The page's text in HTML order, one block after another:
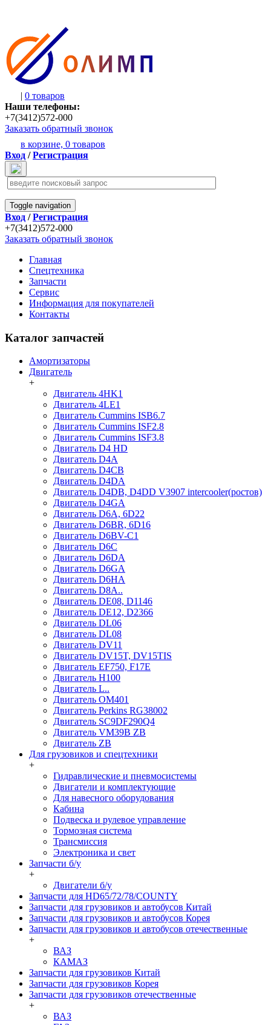
| 0 товаров
Наши телефоны:
+7(3412)572-000
Заказать обратный звонок
в корзине, 0 товаров
Вход /Регистрация
Toggle navigation
Вход /Регистрация
+7(3412)572-000
Заказать обратный звонок
Главная
Спецтехника
Запчасти
Сервис
Информация для покупателей
Контакты
Каталог запчастей
Амортизаторы
Двигатель
+
Двигатель 4HK1
Двигатель 4LE1
Двигатель Cummins ISB6.7
Двигатель Cummins ISF2.8
Двигатель Cummins ISF3.8
Двигатель D4 HD
Двигатель D4A
Двигатель D4CB
Двигатель D4DA
Двигатель D4DB, D4DD V3907 intercooler(ростов)
Двигатель D4GA
Двигатель D6A, 6D22
Двигатель D6BR, 6D16
Двигатель D6BV-C1
Двигатель D6C
Двигатель D6DA
Двигатель D6GA
Двигатель D6HA
Двигатель D8A..
Двигатель DE08, D1146
Двигатель DE12, D2366
Двигатель DL06
Двигатель DL08
Двигатель DV11
Двигатель DV15T, DV15TIS
Двигатель EF750, F17E
Двигатель H100
Двигатель L..
Двигатель OM401
Двигатель Perkins RG38002
Двигатель SC9DF290Q4
Двигатель VM39B ZB
Двигатель ZB
Для грузовиков и спецтехники
+
Гидравлические и пневмосистемы
Двигатели и комплектующие
Для навесного оборудования
Кабина
Подвеска и рулевое управление
Тормозная система
Трансмиссия
Электроника и свет
Запчасти б/у
+
Двигатели б/у
Запчасти для HD65/72/78/COUNTY
Запчасти для грузовиков и автобусов Китай
Запчасти для грузовиков и автобусов Корея
Запчасти для грузовиков и автобусов отечественные
+
ВАЗ
КАМАЗ
Запчасти для грузовиков Китай
Запчасти для грузовиков Корея
Запчасти для грузовиков отечественные
+
ВАЗ